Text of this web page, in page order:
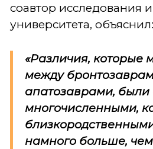
соавтор исследования
университета, объяснил:
«Различия, которые
между
апатозаврами, были
многочисленными,
намного больше,